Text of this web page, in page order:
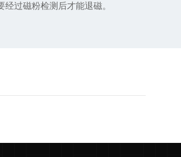
过磁粉检测后才能退磁。